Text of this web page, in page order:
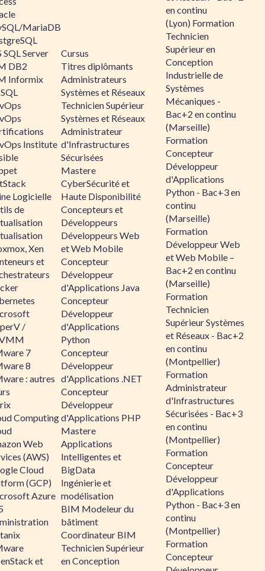
MariaDB
SQL Server
DB2
Informix
Institute
Logicielle
de
Xen
et
/
7
8
: autres
Computing
Web
(AWS)
Cloud
(GCP)
Azure
et
Cursus
Titres diplômants
Administrateurs
Systèmes et Réseaux
Technicien Supérieur
Systèmes et Réseaux
Administrateur
d'Infrastructures
Sécurisées
Mastere
CyberSécurité et
Haute Disponibilité
Concepteurs et
Développeurs
Développeurs Web
et Web Mobile
Concepteur
Développeur
d'Applications Java
Concepteur
Développeur
d'Applications
Python
Concepteur
Développeur
d'Applications .NET
Concepteur
Développeur
d'Applications PHP
Mastere
Applications
Intelligentes et
BigData
Ingénierie et
modélisation
BIM Modeleur du
bâtiment
Coordinateur BIM
Technicien Supérieur
en Conception
en continu
(Lyon) Formation
Technicien
Supérieur en
Conception
Industrielle de
Systèmes
Mécaniques -
Bac+2 en continu
(Marseille)
Formation
Concepteur
Développeur
d'Applications
Python - Bac+3 en
continu
(Marseille)
Formation
Développeur Web
et Web Mobile –
Bac+2 en continu
(Marseille)
Formation
Technicien
Supérieur Systèmes
et Réseaux - Bac+2
en continu
(Montpellier)
Formation
Administrateur
d'Infrastructures
Sécurisées - Bac+3
en continu
(Montpellier)
Formation
Concepteur
Développeur
d'Applications
Python - Bac+3 en
continu
(Montpellier)
Formation
Concepteur